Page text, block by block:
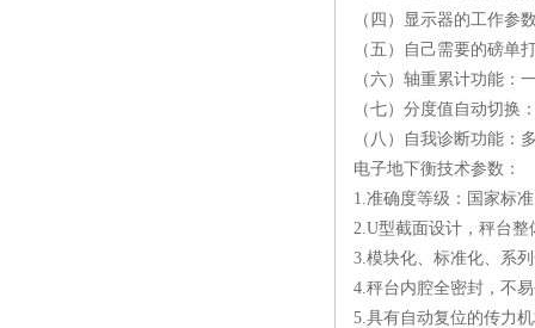
（四）显示器的工作参
（五）自己需要的磅单
（六）轴重累计功能：
（七）分度值自动切换
（八）自我诊断功能：
电子地下衡技术参数：
1.准确度等级：国家标
2.U型截面设计，秤台
3.模块化、标准化、系
4.秤台内腔全密封，不
5.具有自动复位的传力